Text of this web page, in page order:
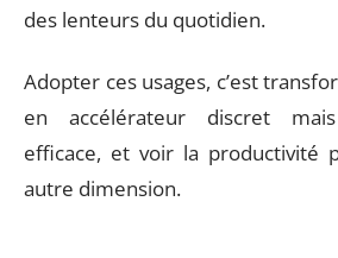
des lenteurs du quotidien.
Adopter ces usages, c’est
en accélérateur discret
efficace, et voir la productivité
autre dimension.